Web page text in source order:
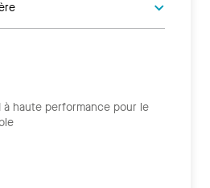
haute performance pour le